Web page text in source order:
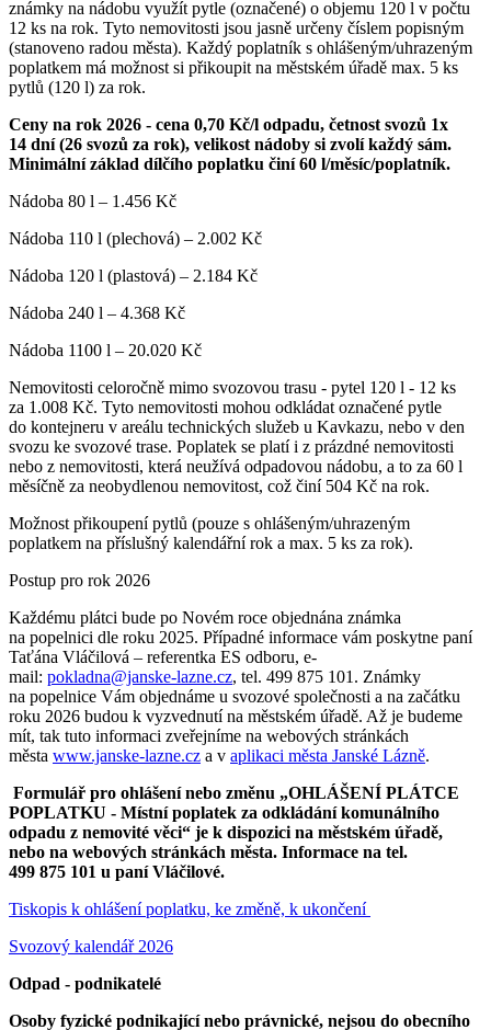
známky na nádobu využít pytle (označené) o objemu 120 l v počtu
12 ks na rok. Tyto nemovitosti jsou jasně určeny číslem popisným
(stanoveno radou města). Každý poplatník s ohlášeným/uhrazeným
poplatkem má možnost si přikoupit na městském úřadě max. 5 ks
pytlů (120 l) za rok.
Ceny na rok 2026 - cena 0,70 Kč/l odpadu, četnost svozů 1x
14 dní (26 svozů za rok), velikost nádoby si zvolí každý sám.
Minimální základ dílčího poplatku činí 60 l/měsíc/poplatník.
Nádoba 80 l – 1.456 Kč
Nádoba 110 l (plechová) – 2.002 Kč
Nádoba 120 l (plastová) – 2.184 Kč
Nádoba 240 l – 4.368 Kč
Nádoba 1100 l – 20.020 Kč
Nemovitosti celoročně mimo svozovou trasu - pytel 120 l - 12 ks
za 1.008 Kč. Tyto nemovitosti mohou odkládat označené pytle
do kontejneru v areálu technických služeb u Kavkazu, nebo v den
svozu ke svozové trase. Poplatek se platí i z prázdné nemovitosti
nebo z nemovitosti, která neužívá odpadovou nádobu, a to za 60 l
měsíčně za neobydlenou nemovitost, což činí 504 Kč na rok.
Možnost přikoupení pytlů (pouze s ohlášeným/uhrazeným
poplatkem na příslušný kalendářní rok a max. 5 ks za rok).
Postup pro rok 2026
Každému plátci bude po Novém roce objednána známka
na popelnici dle roku 2025. Případné informace vám poskytne paní
Taťána Vláčilová – referentka ES odboru, e-
mail: pokladna@janske-lazne.cz, tel. 499 875 101. Známky
na popelnice Vám objednáme u svozové společnosti a na začátku
roku 2026 budou k vyzvednutí na městském úřadě. Až je budeme
mít, tak tuto informaci zveřejníme na webových stránkách
města www.janske-lazne.cz a v aplikaci města Janské Lázně.
Formulář pro ohlášení nebo změnu „OHLÁŠENÍ PLÁTCE
POPLATKU - Místní poplatek za odkládání komunálního
odpadu z nemovité věci“ je k dispozici na městském úřadě,
nebo na webových stránkách města. Informace na tel.
499 875 101 u paní Vláčilové.
Tiskopis k ohlášení poplatku, ke změně, k ukončení
Svozový kalendář 2026
Odpad - podnikatelé
Osoby fyzické podnikající nebo právnické, nejsou do obecního